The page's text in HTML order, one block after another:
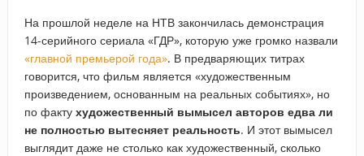
На прошлой неделе на НТВ закончилась демонстрация
14-серийного сериала «ГДР», которую уже громко назвали
«главной премьерой года». В предваряющих титрах
говорится, что фильм является «художественным
произведением, основанным на реальных событиях», но
по факту художественный вымысел авторов едва ли
не полностью вытесняет реальность. И этот вымысел
выглядит даже не столько как художественный, сколько